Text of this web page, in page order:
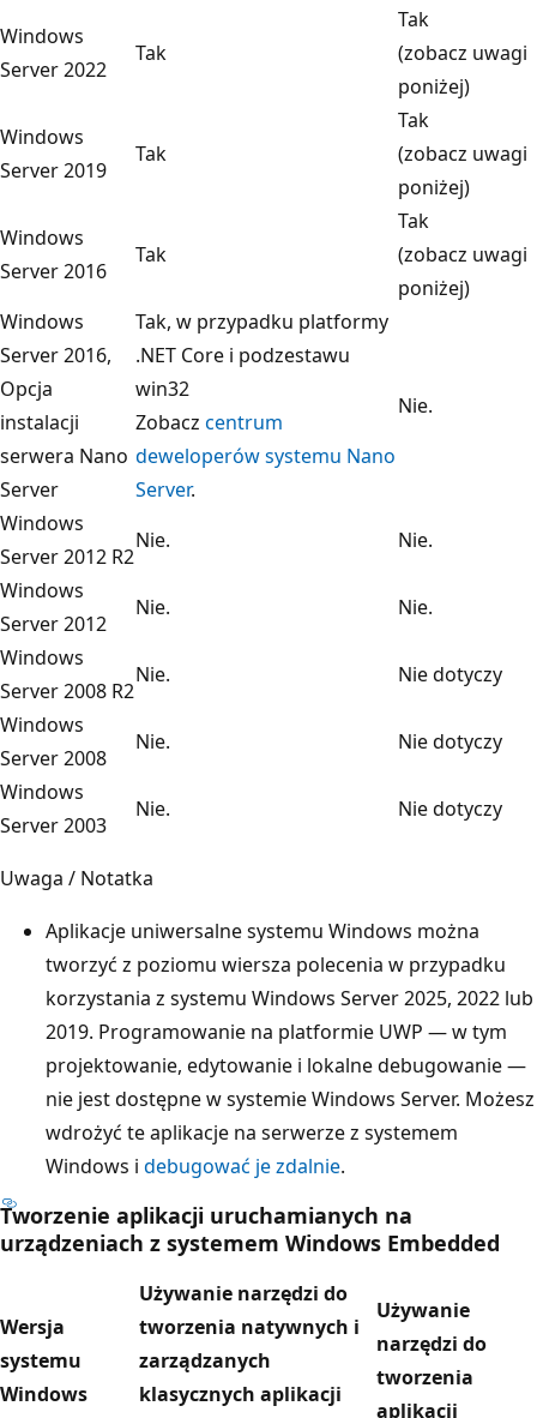
Windows
Server 2022
Tak
Tak
(zobacz uwagi
poniżej)
Windows
Server 2019
Tak
Tak
(zobacz uwagi
poniżej)
Windows
Server 2016
Tak
Tak
(zobacz uwagi
poniżej)
Windows
Server 2016,
Opcja
instalacji
serwera Nano
Server
Tak, w przypadku platformy
.NET Core i podzestawu
win32
Zobacz centrum
deweloperów systemu Nano
Server.
Nie.
Windows
Server 2012 R2
Nie.
Nie.
Windows
Server 2012
Nie.
Nie.
Windows
Server 2008 R2
Nie.
Nie dotyczy
Windows
Server 2008
Nie.
Nie dotyczy
Windows
Server 2003
Nie. Nie dotyczy
Uwaga / Notatka
Aplikacje uniwersalne systemu Windows można
tworzyć z poziomu wiersza polecenia w przypadku
korzystania z systemu Windows Server 2025, 2022 lub
2019. Programowanie na platformie UWP — w tym
projektowanie, edytowanie i lokalne debugowanie —
nie jest dostępne w systemie Windows Server. Możesz
wdrożyć te aplikacje na serwerze z systemem
Windows i debugować je zdalnie.
Tworzenie aplikacji uruchamianych na
urządzeniach z systemem Windows Embedded
Wersja
systemu
Windows
Używanie narzędzi do
tworzenia natywnych i
zarządzanych
klasycznych aplikacji
Używanie
narzędzi do
tworzenia
aplikacji